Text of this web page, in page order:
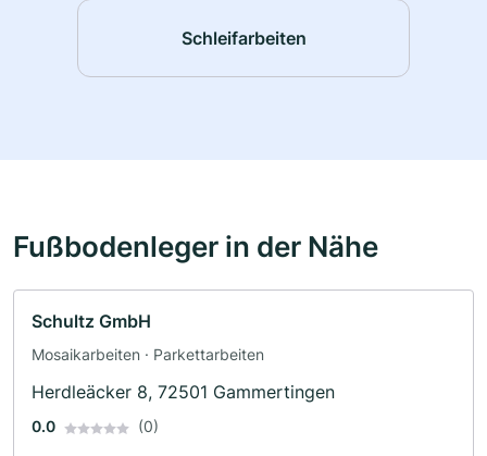
Schleifarbeiten
Fußbodenleger in der Nähe
Schultz GmbH
Mosaikarbeiten · Parkettarbeiten
Herdleäcker 8, 72501 Gammertingen
0.0 (0)